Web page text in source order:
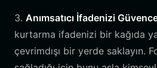
3. Anımsatıcı İfadenizi
kurtarma ifadenizi bir kağıda
çevrimdışı bir yerde saklayın.